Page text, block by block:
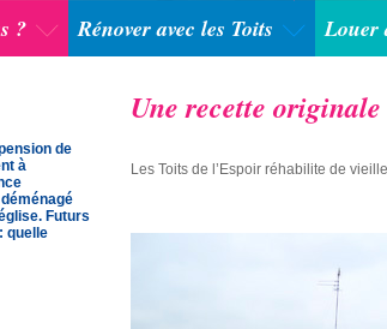
? Rénover avec les Toits Louer
de
à
Futurs
quelle
Une recette originale
Les Toits de l’Espoir réhabilite de